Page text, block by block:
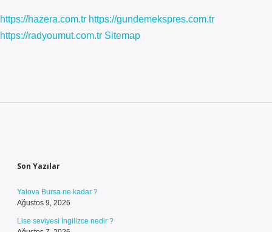
https://hazera.com.tr https://gundemekspres.com.tr
https://radyoumut.com.tr Sitemap
Son Yazılar
Yalova Bursa ne kadar ?
Ağustos 9, 2026
Lise seviyesi İngilizce nedir ?